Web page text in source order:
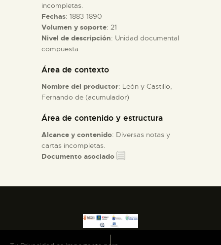
DIDÁCTICA
ESPAÑOL
incompletas.
Fechas: 1883-1890
Volumen y soporte: 21
Nivel de descripción: Unidad documental
compuesta
Área de contexto
Nombre del productor: León y Castillo,
Fernando de (acumulador)
Área de contenido y estructura
Alcance y contenido: Diversas notas y
cartas incompletas.
Documento asociado